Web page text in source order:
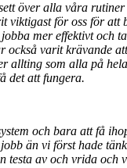
över alla våra
viktigast för oss för att
mer effektivt och
också varit krävande
allting som alla på
det att fungera.
och bara att få
än vi först hade
testa av och vrida och